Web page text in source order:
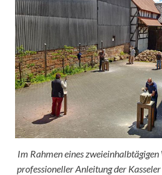
Im Rahmen eines
professioneller Anleitung der